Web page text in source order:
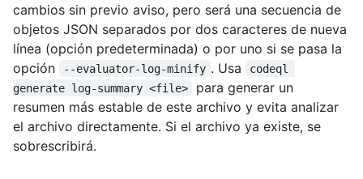
cambios sin previo aviso, pero será una secuencia de
objetos JSON separados por dos caracteres de nueva
línea (opción predeterminada) o por uno si se pasa la
opción
--evaluator-log-minify . Usa
codeql
generate log-summary <file>
para generar un
resumen más estable de este archivo y evita analizar
el archivo directamente. Si el archivo ya existe, se
sobrescribirá.